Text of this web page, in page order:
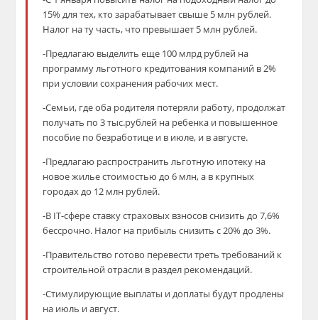
15% для тех, кто зарабатывает свыше 5 млн рублей.
Налог на ту часть, что превышает 5 млн рублей.
-Предлагаю выделить еще 100 млрд рублей на
программу льготного кредитования компаний в 2%
при условии сохранения рабочих мест.
-Семьи, где оба родителя потеряли работу, продолжат
получать по 3 тыс.рублей на ребенка и повышенное
пособие по безработице и в июле, и в августе.
-Предлагаю распространить льготную ипотеку на
новое жилье стоимостью до 6 млн, а в крупных
городах до 12 млн рублей.
-В IT-сфере ставку страховых взносов снизить до 7,6%
бессрочно. Налог на прибыль снизить с 20% до 3%.
-Правительство готово перевести треть требований к
строительной отрасли в раздел рекомендаций.
-Стимулирующие выплаты и доплаты будут продлены
на июль и август.